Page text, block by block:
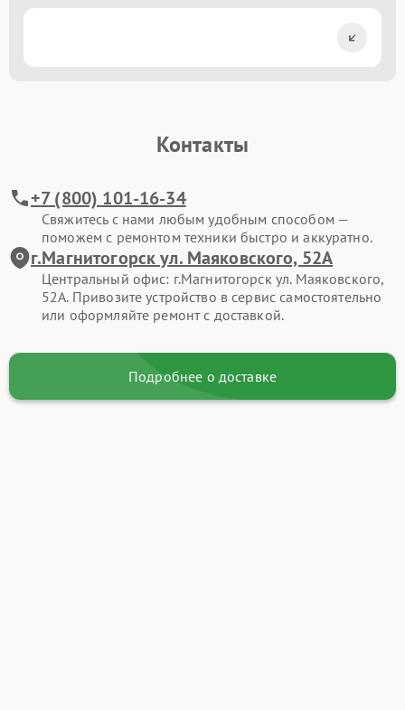
Контакты
+7 (800) 101-16-34
Свяжитесь с нами любым удобным способом —
поможем с ремонтом техники быстро и аккуратно.
г.Магнитогорск ул. Маяковского, 52А
Центральный офис: г.Магнитогорск ул. Маяковского,
52А. Привозите устройство в сервис самостоятельно
или оформляйте ремонт с доставкой.
Подробнее о доставке